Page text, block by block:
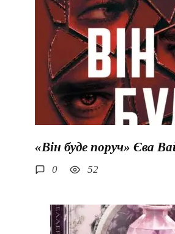
«Він буде поруч» Єва
0 52